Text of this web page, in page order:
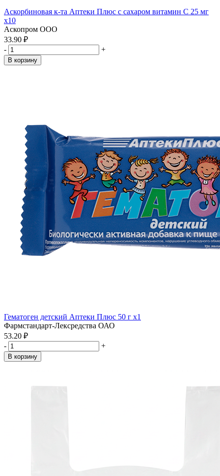
Аскорбиновая к-та Аптеки Плюс с сахаром витамин С 25 мг
x10
Аскопром ООО
33.90 ₽
-
+
В корзину
Гематоген детский Аптеки Плюс 50 г x1
Фармстандарт-Лексредства ОАО
53.20 ₽
-
+
В корзину